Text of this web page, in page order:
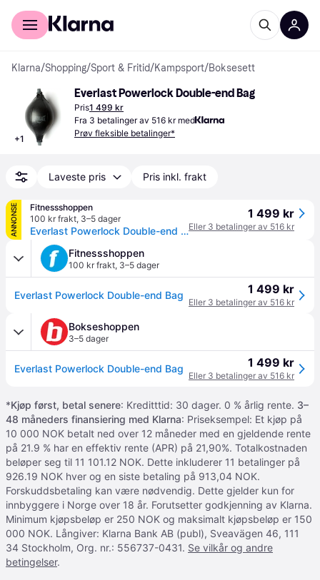
For kunder
Klarna/Shopping/Sport & Fritid/Kampsport/Boksesett
+1
Everlast Powerlock Double-end Bag
Pris1 499 kr
Fra 3 betalinger av 516 kr med
Prøv fleksible betalinger*
Laveste pris Pris inkl. frakt
ANNONSE
Fitnessshoppen
100 kr frakt, 3–5 dager
Everlast Powerlock Double-end Bag
1 499 kr
Eller 3 betalinger av 516 kr
Fitnessshoppen
100 kr frakt, 3–5 dager
Everlast Powerlock Double-end Bag 1 499 kr
Eller 3 betalinger av 516 kr
Bokseshoppen
3–5 dager
Everlast Powerlock Double-end Bag 1 499 kr
Eller 3 betalinger av 516 kr
*Kjøp først, betal senere: Kreditttid: 30 dager. 0 % årlig rente. 3–
48 måneders finansiering med Klarna: Priseksempel: Et kjøp på
10 000 NOK betalt ned over 12 måneder med en gjeldende rente
på 21.9 % har en effektiv rente (APR) på 21,90%. Totalkostnaden
beløper seg til 11 101.12 NOK. Dette inkluderer 11 betalinger på
926.19 NOK hver og en siste betaling på 913,04 NOK.
Forskuddsbetaling kan være nødvendig. Dette gjelder kun for
innbyggere i Norge over 18 år. Forutsetter godkjenning av Klarna.
Minimum kjøpsbeløp er 250 NOK og maksimalt kjøpsbeløp er 150
000 NOK. Långiver: Klarna Bank AB (publ), Sveavägen 46, 111
34 Stockholm, Org. nr.: 556737-0431. Se vilkår og andre
betingelser.